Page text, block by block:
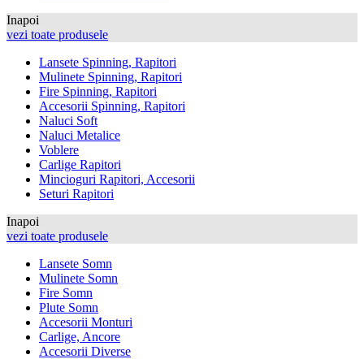
Inapoi
vezi toate produsele
Lansete Spinning, Rapitori
Mulinete Spinning, Rapitori
Fire Spinning, Rapitori
Accesorii Spinning, Rapitori
Naluci Soft
Naluci Metalice
Voblere
Carlige Rapitori
Mincioguri Rapitori, Accesorii
Seturi Rapitori
Inapoi
vezi toate produsele
Lansete Somn
Mulinete Somn
Fire Somn
Plute Somn
Accesorii Monturi
Carlige, Ancore
Accesorii Diverse